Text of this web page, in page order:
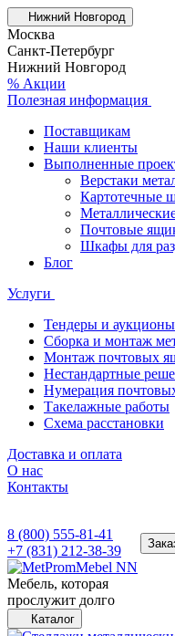
Нижний Новгород
Москва
Санкт-Петербург
Нижний Новгород
% Акции
Полезная информация
Поставщикам
Наши клиенты
Выполненные
Верстаки
Картотечные
Почтовые
Шкафы для
Блог
Услуги
Тендеры и аукционы
Сборка и монтаж
Монтаж почтовых
Нестандартные
Нумерация
Такелажные работы
Схема расстановки
Доставка и оплата
О нас
Контакты
8 (800) 555-81-41
+7 (831) 212-38-39
Мебель, которая
прослужит долго
Каталог